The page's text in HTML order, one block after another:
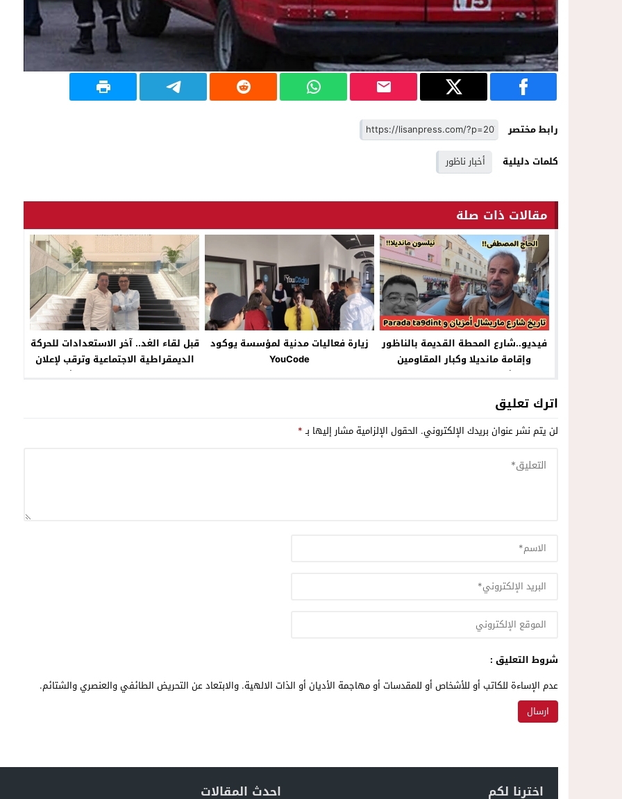
رابط مختصر
كلمات دليلية
أخبار ناظور
مقالات ذات صلة
فيديو..شارع المحطة القديمة بالناظور
وإقامة مانديلا وكبار المقاومين
وشخصية الحاج المصطفى
زيارة فعاليات مدنية لمؤسسة يوكود
YouCode
قبل لقاء الغد.. آخر الاستعدادات للحركة
الديمقراطية الاجتماعية وترقب لإعلان
عمر العزوزي دخوله غمار التشريعيات
اترك تعليق
لن يتم نشر عنوان بريدك الإلكتروني. الحقول الإلزامية مشار إليها بـ*
شروط التعليق :
عدم الإساءة للكاتب أو للأشخاص أو للمقدسات أو مهاجمة الأديان أو الذات الالهية. والابتعاد عن التحريض الطائفي والعنصري والشتائم.
اخترنا لكم احدث المقالات